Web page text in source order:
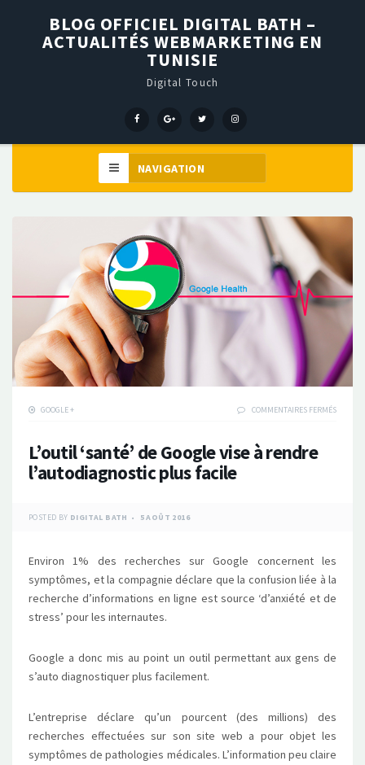
BLOG OFFICIEL DIGITAL BATH –
ACTUALITÉS WEBMARKETING EN
TUNISIE
Digital Touch
Menu
Menu
Menu
menu
GOOGLE + COMMENTAIRES FERMÉSSUR
L’outil ‘santé’ de Google vise à rendre
l’autodiagnostic plus facile
POSTED BY DIGITAL BATH 5 AOÛT 2016
Environ 1% des recherches sur Google concernent les
symptômes, et la compagnie déclare que la confusion liée à la
recherche d’informations en ligne est source ‘d’anxiété et de
stress’ pour les internautes.
Google a donc mis au point un outil permettant aux gens de
s’auto diagnostiquer plus facilement.
L’entreprise déclare qu’un pourcent (des millions) des
recherches effectuées sur son site web a pour objet les
symptômes de pathologies médicales. L’information peu claire